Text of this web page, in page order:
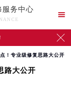
服务中心


！专业级修复思路大公开
路大公开